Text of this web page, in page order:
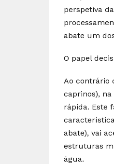
perspetiva
abate um
O papel
Ao contrário
caprinos),
rápida. Este
abate), vai
estruturas
água.